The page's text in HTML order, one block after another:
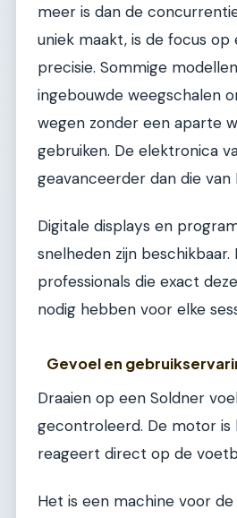
meer is dan de
uniek maakt, is de focus op
precisie. Sommige
ingebouwde weegschalen
wegen zonder een aparte
gebruiken. De elektronica
geavanceerder dan die
Digitale displays en
snelheden zijn beschikbaar.
professionals die exact
nodig hebben voor elke
Gevoel en
Draaien op een Soldner
gecontroleerd. De motor is
reageert direct op de
Het is een machine voor